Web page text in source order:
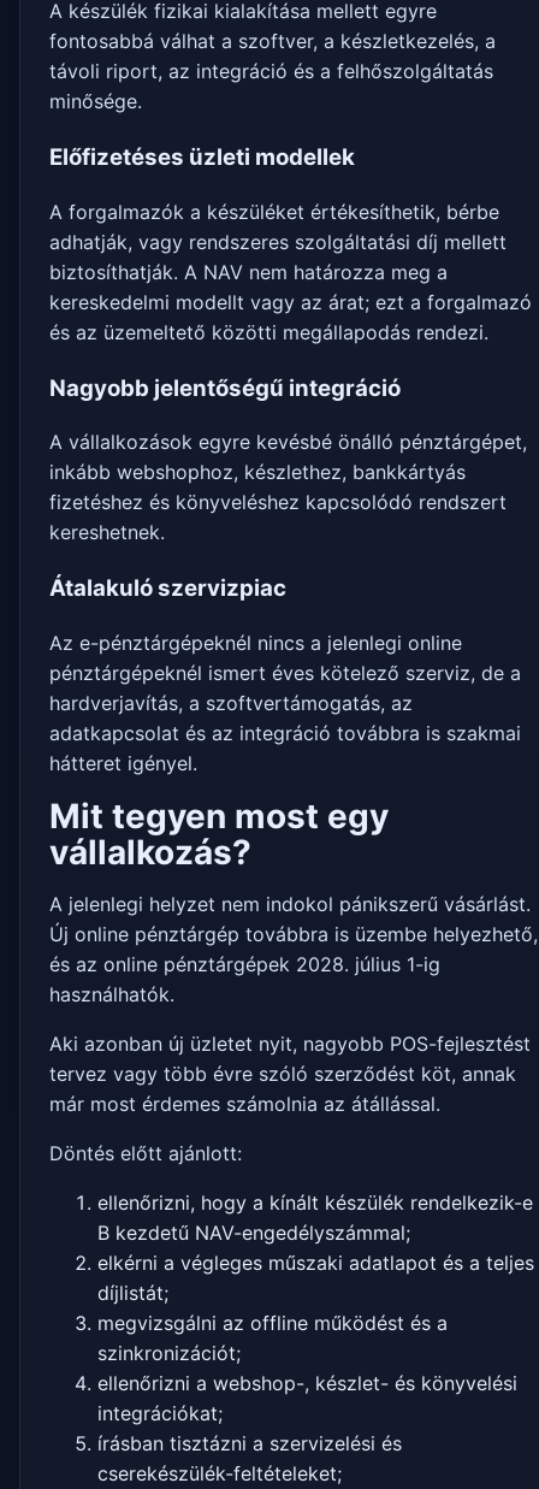
A készülék fizikai kialakítása mellett egyre
fontosabbá válhat a szoftver, a készletkezelés, a
távoli riport, az integráció és a felhőszolgáltatás
minősége.
Előfizetéses üzleti modellek
A forgalmazók a készüléket értékesíthetik, bérbe
adhatják, vagy rendszeres szolgáltatási díj mellett
biztosíthatják. A NAV nem határozza meg a
kereskedelmi modellt vagy az árat; ezt a forgalmazó
és az üzemeltető közötti megállapodás rendezi.
Nagyobb jelentőségű integráció
A vállalkozások egyre kevésbé önálló pénztárgépet,
inkább webshophoz, készlethez, bankkártyás
fizetéshez és könyveléshez kapcsolódó rendszert
kereshetnek.
Átalakuló szervizpiac
Az e-pénztárgépeknél nincs a jelenlegi online
pénztárgépeknél ismert éves kötelező szerviz, de a
hardverjavítás, a szoftvertámogatás, az
adatkapcsolat és az integráció továbbra is szakmai
hátteret igényel.
Mit tegyen most egy
vállalkozás?
A jelenlegi helyzet nem indokol pánikszerű vásárlást.
Új online pénztárgép továbbra is üzembe helyezhető,
és az online pénztárgépek 2028. július 1-ig
használhatók.
Aki azonban új üzletet nyit, nagyobb POS-fejlesztést
tervez vagy több évre szóló szerződést köt, annak
már most érdemes számolnia az átállással.
Döntés előtt ajánlott:
ellenőrizni, hogy a kínált készülék rendelkezik-e
B kezdetű NAV-engedélyszámmal;
elkérni a végleges műszaki adatlapot és a teljes
díjlistát;
megvizsgálni az offline működést és a
szinkronizációt;
ellenőrizni a webshop-, készlet- és könyvelési
integrációkat;
írásban tisztázni a szervizelési és
cserekészülék-feltételeket;